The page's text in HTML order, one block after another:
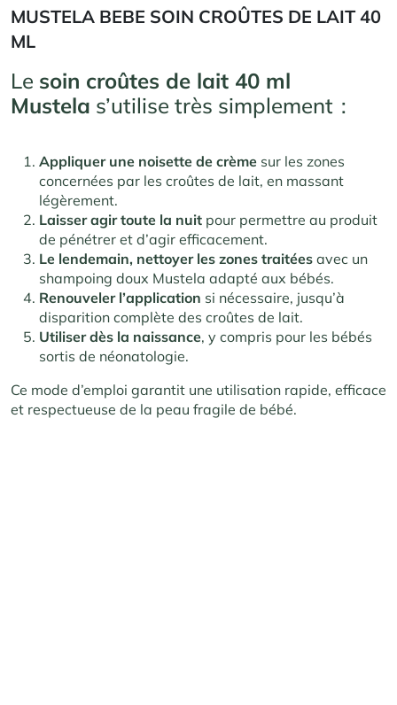
MUSTELA BEBE SOIN CROÛTES DE LAIT 40
ML
Le soin croûtes de lait 40 ml
Mustela s’utilise très simplement :
Appliquer une noisette de crème sur les zones
concernées par les croûtes de lait, en massant
légèrement.
Laisser agir toute la nuit pour permettre au produit
de pénétrer et d’agir efficacement.
Le lendemain, nettoyer les zones traitées avec un
shampoing doux Mustela adapté aux bébés.
Renouveler l’application si nécessaire, jusqu’à
disparition complète des croûtes de lait.
Utiliser dès la naissance, y compris pour les bébés
sortis de néonatologie.
Ce mode d’emploi garantit une utilisation rapide, efficace
et respectueuse de la peau fragile de bébé.